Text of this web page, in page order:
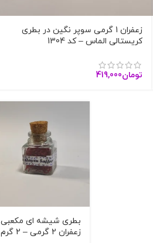
زعفران 1 گرمی سوپر نگین در بطری
کریستالی الماس – کد 1304
تومان419,000
بطری شیشه ای مکعبی
زعفران 2 گرمی – 2 گرم